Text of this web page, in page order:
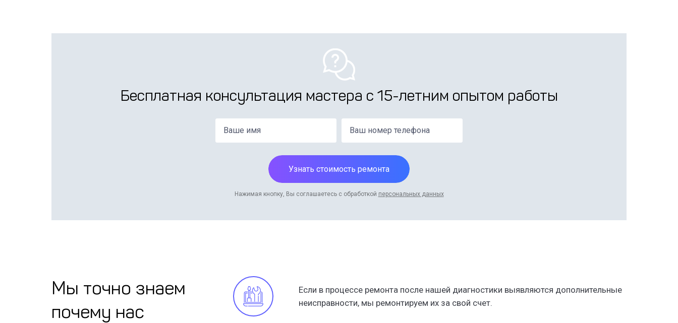
Бесплатная консультация мастера с 15-летним опытом работы
Узнать стоимость ремонта
Нажимая кнопку, Вы соглашаетесь с обработкой персональных данных
Мы точно знаем
почему нас
Если в процессе ремонта после нашей диагностики выявляются дополнительные
неисправности, мы ремонтируем их за свой счет.
Бесплатная консультация мастера с 15-летним
Бесплатная консультация мастера с 15-летним
Бесплатная консультация мастера с 15-летним
Заключить договор на обслуживание
Заключить договор на обслуживание